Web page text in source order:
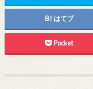
はてブ
Pocket